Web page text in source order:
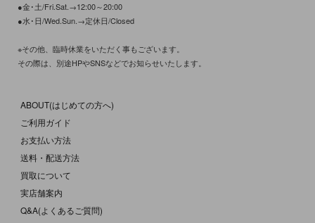
●金･土/Fri.Sat.→12:00～20:00
●水･日/Wed.Sun.→定休日/Closed
※その他、臨時休業をいただく事もございます。
その際は、別途HPやSNSなどでお知らせいたします。
ABOUT(はじめての方へ)
ご利用ガイド
お支払い方法
送料・配送方法
買取について
実店舗案内
Q&A(よくあるご質問)